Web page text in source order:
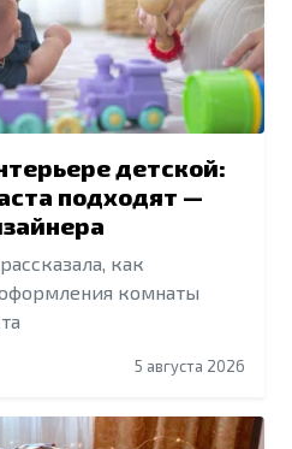
детской:
подходят —
как
комнаты
5 августа 2026